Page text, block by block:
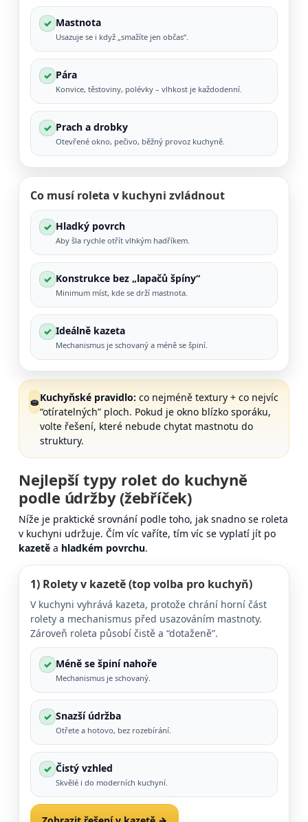
✓ Mastnota
Usazuje se i když „smažíte jen občas“.
✓ Pára
Konvice, těstoviny, polévky – vlhkost je každodenní.
✓ Prach a drobky
Otevřené okno, pečivo, běžný provoz kuchyně.
Co musí roleta v kuchyni zvládnout
✓ Hladký povrch
Aby šla rychle otřít vlhkým hadříkem.
✓ Konstrukce bez „lapačů špíny“
Minimum míst, kde se drží mastnota.
✓ Ideálně kazeta
Mechanismus je schovaný a méně se špiní.
🧽Kuchyňské pravidlo: co nejméně textury + co nejvíc
“otíratelných” ploch. Pokud je okno blízko sporáku,
volte řešení, které nebude chytat mastnotu do
struktury.
Nejlepší typy rolet do kuchyně
podle údržby (žebříček)
Níže je praktické srovnání podle toho, jak snadno se roleta
v kuchyni udržuje. Čím víc vaříte, tím víc se vyplatí jít po
kazetě a hladkém povrchu.
1) Rolety v kazetě(top volba pro kuchyň)
V kuchyni vyhrává kazeta, protože chrání horní část
rolety a mechanismus před usazováním mastnoty.
Zároveň roleta působí čistě a “dotaženě”.
✓ Méně se špiní nahoře
Mechanismus je schovaný.
✓ Snazší údržba
Otřete a hotovo, bez rozebírání.
✓ Čistý vzhled
Skvělé i do moderních kuchyní.